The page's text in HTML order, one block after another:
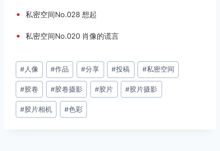
• 私密空间No.028 想起
• 私密空间No.020 肖像的谎言
文
章
标
签：
#人像 #作品 #分享 #投稿 #私密空间
#胶卷 #胶卷摄影 #胶片 #胶片摄影
#胶片相机 #色彩